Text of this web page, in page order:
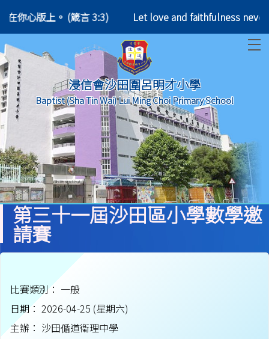
你心版上。 (箴言 3:3) Let love and faithfulness
浸信會沙田圍呂明才小學
Baptist (Sha Tin Wai) Lui Ming Choi Primary School
第三十一屆沙田區小學數學邀
請賽
比賽類別： 一般
日期： 2026-04-25 (星期六)
主辦： 沙田偱道衞理中學